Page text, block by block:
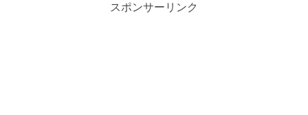
スポンサーリンク